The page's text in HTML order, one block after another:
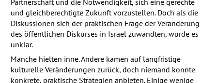
Partnerschaft und die Notwendigkeit, sich eine gerechte
und gleichberechtigte Zukunft vorzustellen. Doch als die
Diskussionen sich der praktischen Frage der Veränderung
des öffentlichen Diskurses in Israel zuwandten, wurde es
unklar.
Manche hielten inne. Andere kamen auf langfristige
kulturelle Veränderungen zurück, doch niemand konnte
konkrete, praktische Strategien anbieten. Einige wenige